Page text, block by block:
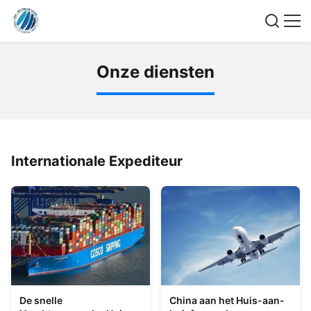
Onze diensten
Internationale Expediteur
De snelle
China aan het Huis-aan-